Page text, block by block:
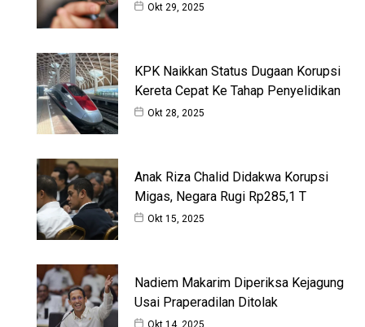
Okt 29, 2025
KPK Naikkan Status Dugaan Korupsi
Kereta Cepat Ke Tahap Penyelidikan
Okt 28, 2025
Anak Riza Chalid Didakwa Korupsi
Migas, Negara Rugi Rp285,1 T
Okt 15, 2025
Nadiem Makarim Diperiksa Kejagung
Usai Praperadilan Ditolak
Okt 14, 2025